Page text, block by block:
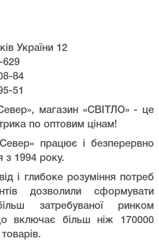
України 12
629
84
51
магазин «СВІТЛО» - це
по оптовим цінам!
працює і безперервно
з 1994 року.
і глибоке розуміння потреб
дозволили сформувати
затребуваної ринком
включає більш ніж 170000